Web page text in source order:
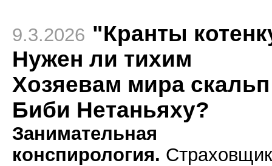
9.3.2026 "Кранты
Нужен ли тихим
Хозяевам мира скальп
Биби Нетаньяху?
Занимательная
конспирология.